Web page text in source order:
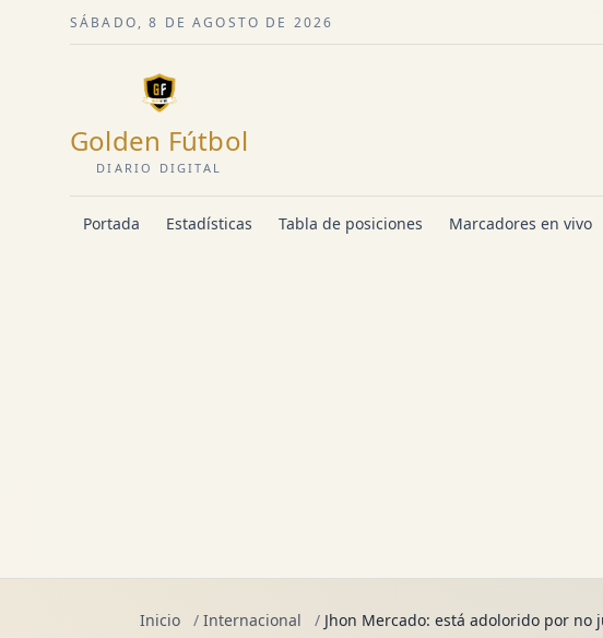
SÁBADO, 8 DE AGOSTO DE 2026
Golden Fútbol
DIARIO DIGITAL
Portada Estadísticas Tabla de posiciones Marcadores en vivo
Inicio / Internacional / Jhon Mercado: está adolorido por no